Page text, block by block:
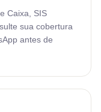
Caixa, SIS
sua cobertura
antes de